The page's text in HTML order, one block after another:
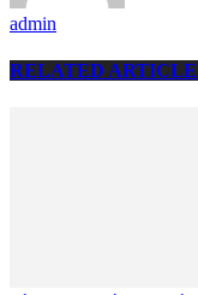
admin
RELATED